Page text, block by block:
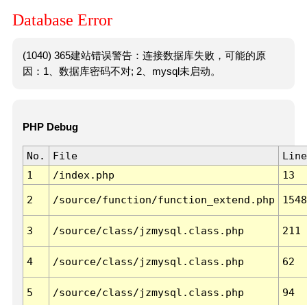
Database Error
(1040) 365建站错误警告：连接数据库失败，可能的原
因：1、数据库密码不对; 2、mysql未启动。
PHP Debug
No. File
Line
1
/index.php 13
2 /source/function/function_extend.php 1548
3 /source/class/jzmysql.class.php 211
4 /source/class/jzmysql.class.php 62
5 /source/class/jzmysql.class.php 94